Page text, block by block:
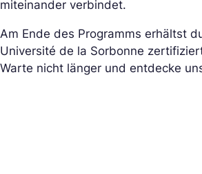
miteinander verbindet.
Am Ende des Programms erhältst
Université de la Sorbonne
Warte nicht länger und entdecke